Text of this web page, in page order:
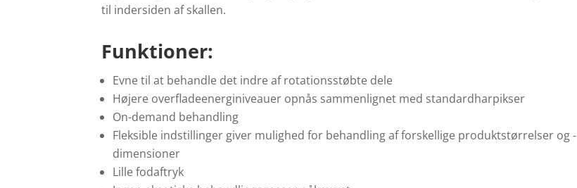
til indersiden af skallen.
Funktioner:
Evne til at behandle det indre af rotationsstøbte dele
Højere overfladeenerginiveauer opnås sammenlignet med standardharpikser
On-demand behandling
Fleksible indstillinger giver mulighed for behandling af forskellige produktstørrelser og -
dimensioner
Lille fodaftryk